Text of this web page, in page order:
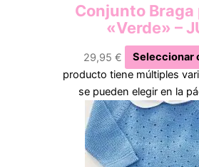
Conjunto
«Verde» –
29,95€ Seleccionar
producto tiene múltiples
se pueden elegir en la